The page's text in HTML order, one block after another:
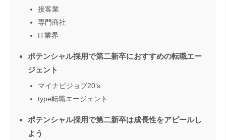
接客業
専門商社
IT業界
ポテンシャル採用で第二新卒におすすめの転職エー
ジェント
マイナビジョブ20’s
type転職エージェント
ポテンシャル採用で第二新卒は成長性をアピールし
よう